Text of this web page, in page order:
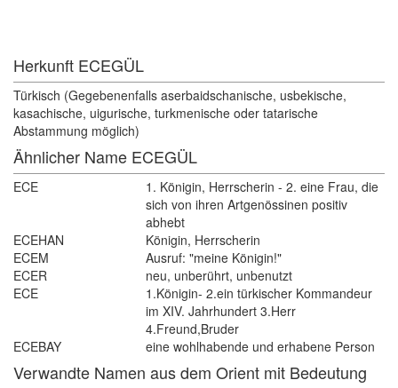
Herkunft ECEGÜL
Türkisch (Gegebenenfalls aserbaidschanische, usbekische,
kasachische, uigurische, turkmenische oder tatarische
Abstammung möglich)
Ähnlicher Name ECEGÜL
ECE
1. Königin, Herrscherin - 2. eine Frau, die
sich von ihren Artgenössinen positiv
abhebt
ECEHAN
Königin, Herrscherin
ECEM
Ausruf: "meine Königin!"
ECER
neu, unberührt, unbenutzt
ECE
1.Königin- 2.ein türkischer Kommandeur
im XIV. Jahrhundert 3.Herr
4.Freund,Bruder
ECEBAY
eine wohlhabende und erhabene Person
Verwandte Namen aus dem Orient mit Bedeutung